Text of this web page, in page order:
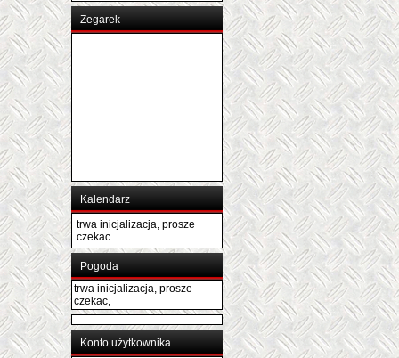
Zegarek
Kalendarz
trwa inicjalizacja, prosze
czekac...
Pogoda
trwa inicjalizacja, prosze
czekac,
Konto użytkownika